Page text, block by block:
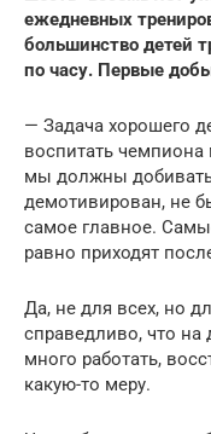
ежедневных
большинство детей
по часу. Первые
— Задача хорошего
воспитать
мы должны
демотивирован, не
самое главное.
равно приходят
Да, не для всех, но
справедливо, что
много работать,
какую-то меру.